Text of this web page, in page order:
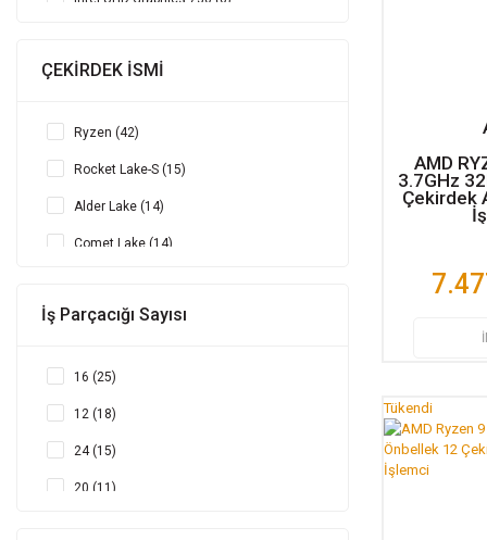
Intel UHD Graphics 750 (5)
ÇEKİRDEK İSMİ
Ryzen (42)
Rocket Lake-S (15)
Alder Lake (14)
Comet Lake (14)
İş Parçacığı Sayısı
16 (25)
12 (18)
24 (15)
20 (11)
AMD
3.7GHz
Çekirdek
Tükendi